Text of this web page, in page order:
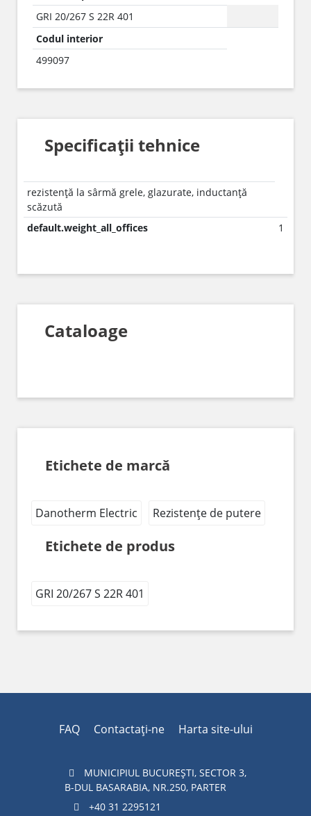
GRI 20/267 S 22R 401
Codul interior
499097
Specificații tehnice
rezistență la sârmă grele, glazurate, inductanță
scăzută
default.weight_all_offices
1
Cataloage
Etichete de marcă
Danotherm Electric Rezistențe de putere
Etichete de produs
GRI 20/267 S 22R 401
FAQ Contactaţi-ne Harta site-ului
MUNICIPIUL BUCUREŞTI, SECTOR 3,
B-DUL BASARABIA, NR.250, PARTER
+40 31 2295121